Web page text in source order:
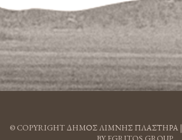
© COPYRIGHT ΔΗΜΟΣ ΛΙΜΝΗΣ ΠΛΑΣΤΗΡΑ |